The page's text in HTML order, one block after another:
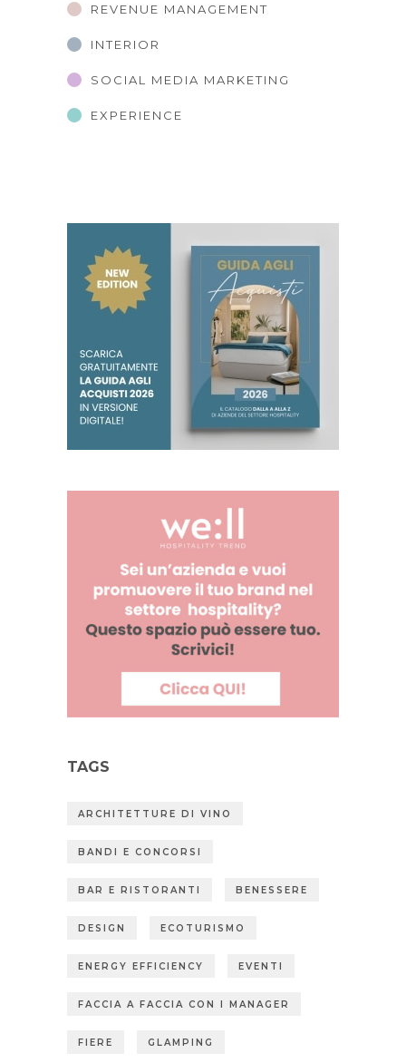
REVENUE MANAGEMENT
INTERIOR
SOCIAL MEDIA MARKETING
EXPERIENCE
TAGS
ARCHITETTURE DI VINO
BANDI E CONCORSI
BAR E RISTORANTI BENESSERE
DESIGN ECOTURISMO
ENERGY EFFICIENCY EVENTI
FACCIA A FACCIA CON I MANAGER
FIERE GLAMPING